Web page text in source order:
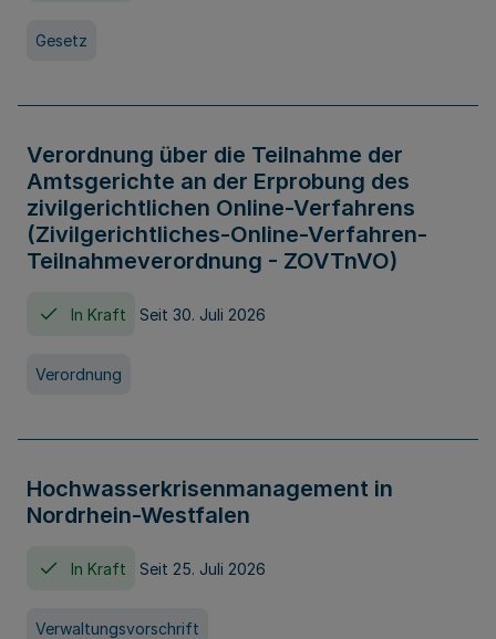
Gesetz
Verordnung über die Teilnahme der
Amtsgerichte an der Erprobung des
zivilgerichtlichen Online-Verfahrens
(Zivilgerichtliches-Online-Verfahren-
Teilnahmeverordnung - ZOVTnVO)
In Kraft Seit 30. Juli 2026
Verordnung
Hochwasserkrisenmanagement in
Nordrhein-Westfalen
In Kraft Seit 25. Juli 2026
Verwaltungsvorschrift